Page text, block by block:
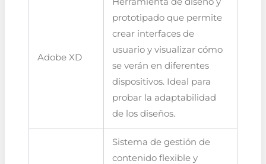
Adobe XD
prototipado que permite
crear interfaces de
usuario y visualizar cómo
se verán en diferentes
dispositivos. Ideal para
probar la adaptabilidad
de los diseños.
Sistema de gestión de
contenido flexible y